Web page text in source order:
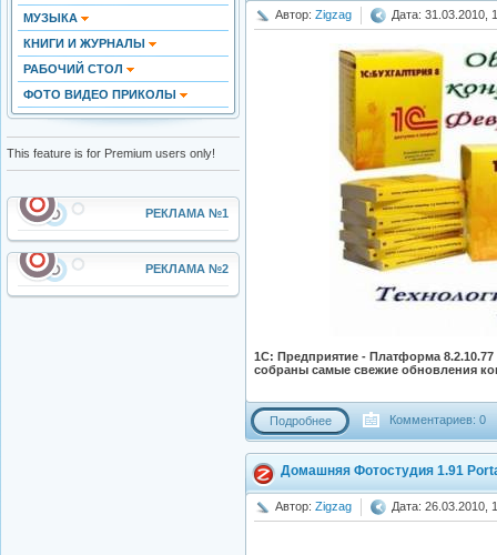
МУЗЫКА
КНИГИ И ЖУРНАЛЫ
РАБОЧИЙ СТОЛ
ФОТО ВИДЕО ПРИКОЛЫ
This feature is for Premium users only!
РЕКЛАМА №1
РЕКЛАМА №2
Автор: Zigzag Дата: 31.03.2010,
1С: Предприятие - Платформа 8.2.10.77
собраны самые свежие обновления
Подробнее Комментариев: 0
Домашняя Фотостудия 1.91
Автор: Zigzag Дата: 26.03.2010,